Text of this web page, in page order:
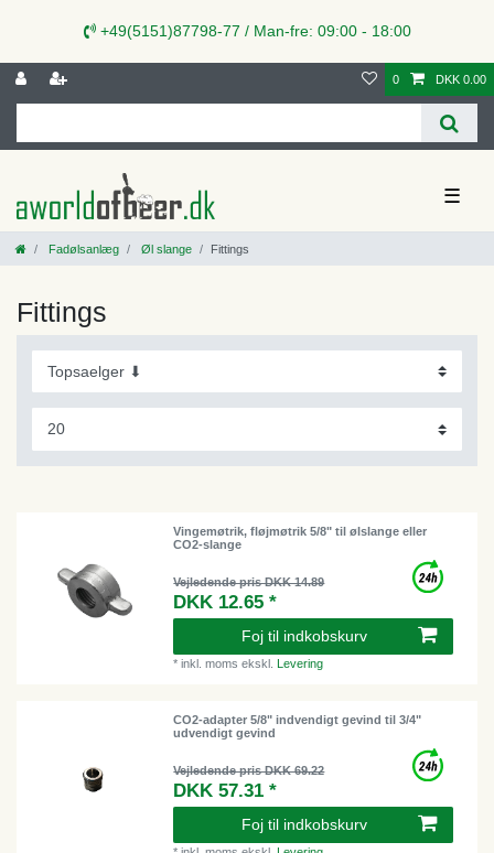
+49(5151)87798-77 / Man-fre: 09:00 - 18:00
0 DKK 0.00
☰
Fadølsanlæg Øl slange Fittings
Fittings
Vingemøtrik, fløjmøtrik 5/8" til ølslange eller
CO2-slange
Vejledende pris DKK 14.89
DKK 12.65 *
Foj til indkobskurv
*inkl. moms ekskl.Levering
CO2-adapter 5/8" indvendigt gevind til 3/4"
udvendigt gevind
Vejledende pris DKK 69.22
DKK 57.31 *
Foj til indkobskurv